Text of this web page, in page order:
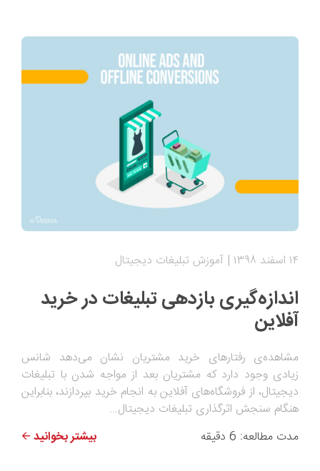
۱۴ اسفند ۱۳۹۸ آموزش تبلیغات دیجیتال
اندازه‌گیری بازدهی تبلیغات در خرید
آفلاین
مشاهده‌ی رفتارهای خرید مشتریان نشان می‌دهد شانس
زیادی وجود دارد که مشتریان بعد از مواجه شدن با تبلیغات
دیجیتال، از فروشگاه‌های آفلاین به انجام خرید بپردازند، بنابراین
هنگام سنجش اثرگذاری تبلیغات دیجیتال...
مدت مطالعه: 6 دقیقه
بیشتر بخوانید 🡨